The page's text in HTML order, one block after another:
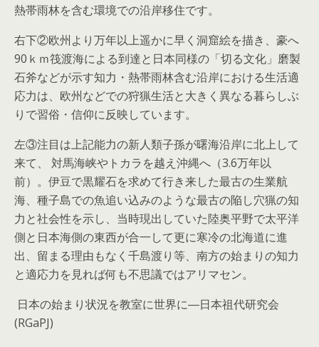
熱帯雨林を含む環境での沿岸移住です。
右下②欧州より万年以上遥かに早く洞窟絵を描き、豪へ
90ｋｍ筏渡海による到達と日本同様の「切る文化」磨製
石斧などが示す知力・熱帯雨林含む沿岸における生活適
応力は、欧州などでの狩猟生活と大きく異なる暮らしぶ
りで習俗・信仰に反映しています。
左③注目は上記能力の新人類子孫が曙海沿岸に北上して
来て、 対馬海峡やトカラを越え沖縄へ（3.6万年以
前）。伊豆で黒耀石を求めて行き来した最古の生業航
海、種子島での魚追い込みのような最古の陥し穴猟の知
力と社会性を示し、当時現出していた陸奥平野で太平洋
側と日本海側の東西が合一して更に寒冷の北海道に進
出、留まる理由もなく千島渡り等、南方の始まりの知力
と適応力を見れば何も不思議ではアリマセン。
日本の始まり状況を教室に世界に―日本祖代研究会
(RGaPJ)